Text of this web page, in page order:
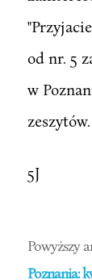
od nr. 5
w
zeszytów.
5J
Powyższy
Poznania: